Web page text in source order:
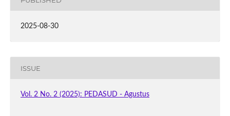
2025-08-30
ISSUE
Vol. 2 No. 2 (2025): PEDASUD - Agustus